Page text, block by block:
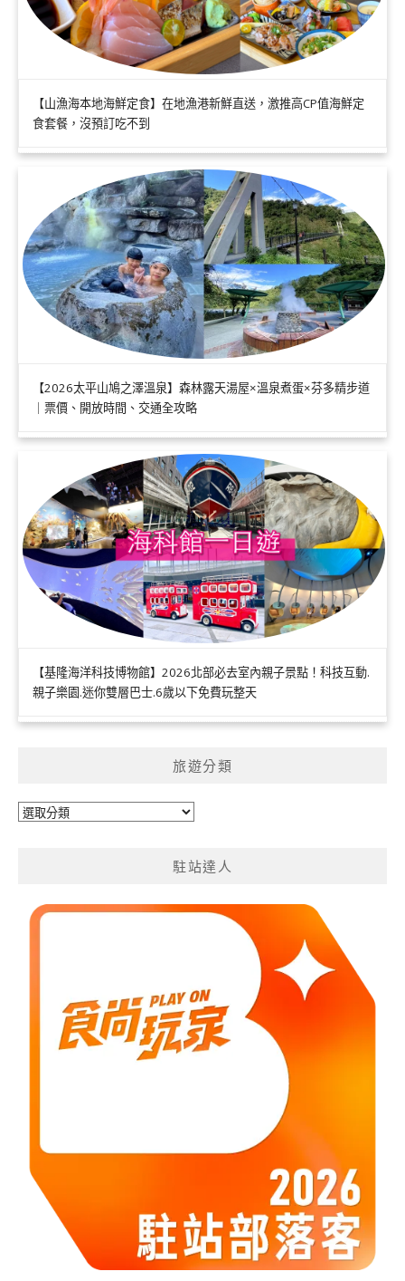
【山漁海本地海鮮定食】在地漁港新鮮直送，激推高CP值海鮮定
食套餐，沒預訂吃不到
【2026太平山鳩之澤溫泉】森林露天湯屋×溫泉煮蛋×芬多精步道
｜票價、開放時間、交通全攻略
【基隆海洋科技博物館】2026北部必去室內親子景點！科技互動.
親子樂園.迷你雙層巴士.6歲以下免費玩整天
旅遊分類
旅
駐站達人